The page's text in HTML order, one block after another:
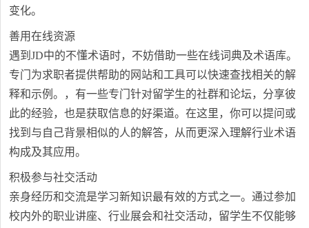
变化。
善用在线资源
遇到JD中的不懂术语时，不妨借助一些在线词典及术语库。
专门为求职者提供帮助的网站和工具可以快速查找相关的解
释和示例。，有一些专门针对留学生的社群和论坛，分享彼
此的经验，也是获取信息的好渠道。在这里，你可以提问或
找到与自己背景相似的人的解答，从而更深入理解行业术语
构成及其应用。
积极参与社交活动
亲身经历和交流是学习新知识最有效的方式之一。通过参加
校内外的职业讲座、行业展会和社交活动，留学生不仅能够